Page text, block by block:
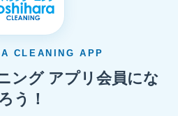
CLEANING APP
ング アプリ会員にな
ろう！